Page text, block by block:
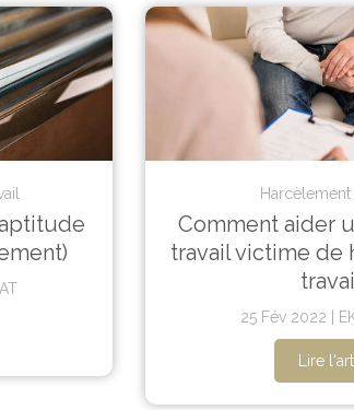
Harcèlement
Comment aider
travail victime de
25 Fév 2022
Lire